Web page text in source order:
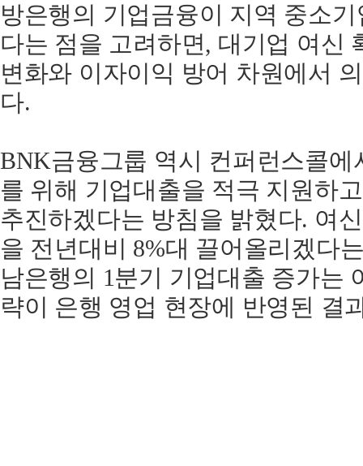
방은행의 기업금융이 지역 중소
다는 점을 고려하면, 대기업 여신
변화와 이자이익 방어 차원에서
다.
BNK금융그룹 역시 컨퍼런스콜에
를 위해 기업대출을 적극 지원하
추진하겠다는 방침을 밝혔다. 여
을 전년대비 8%대 끌어올리겠다
남은행의 1분기 기업대출 증가는
략이 은행 영업 현장에 반영된 결